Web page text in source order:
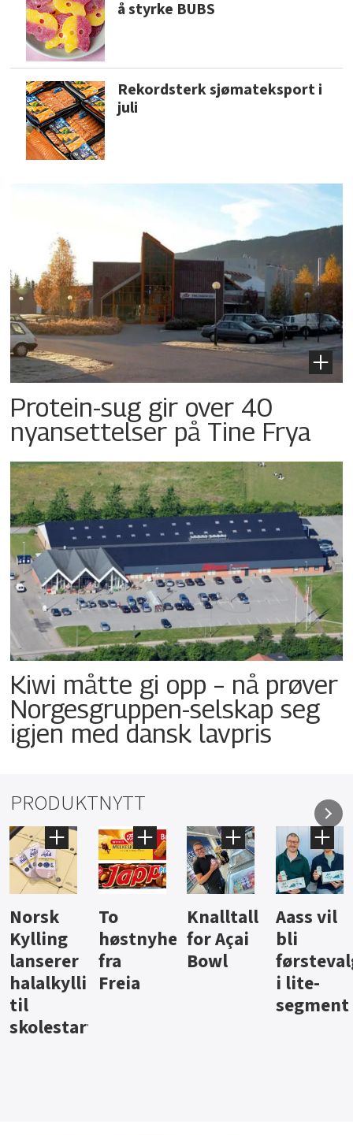
å styrke BUBS
Rekordsterk sjømateksport i
juli
Protein-sug gir over 40
nyansettelser på Tine Frya
Kiwi måtte gi opp – nå prøver
Norgesgruppen-selskap seg
igjen med dansk lavpris
PRODUKTNYTT
Knalltall
for Açai
Bowl
Aass vil
bli
førstevalg
i lite-
Brus og
jus fra
Berentsen
Hard
iste fra
Hansa